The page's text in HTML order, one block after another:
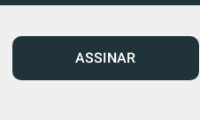
ASSINAR